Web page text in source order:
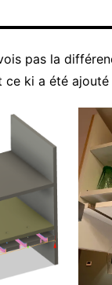
pas la
ce ki a été ajouté